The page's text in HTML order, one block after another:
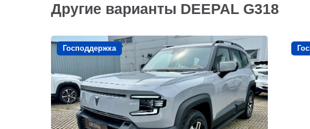
Другие варианты DEEPAL G318
Господдержка